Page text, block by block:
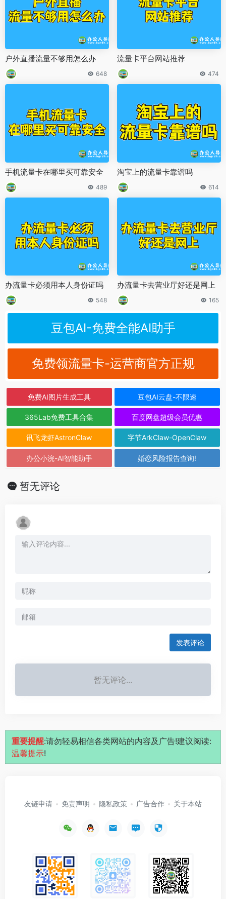
户外直播流量不够用怎么办
648
流量卡平台网站推荐
474
手机流量卡在哪里买可靠安全
489
淘宝上的流量卡靠谱吗
614
办流量卡必须用本人身份证吗
548
办流量卡去营业厅好还是网上
165
豆包AI-免费全能AI助手
免费领流量卡-运营商官方正规
免费AI图片生成工具 豆包AI云盘-不限速
365Lab免费工具合集 百度网盘超级会员优惠
讯飞龙虾AstronClaw 字节ArkClaw-OpenClaw
办公小浣-AI智能助手 婚恋风险报告查询!
暂无评论
发表评论
暂无评论...
重要提醒:请勿轻易相信各类网站的内容及广告!建议阅读:
温馨提示!
友链申请 免责声明 隐私政策 广告合作 关于本站